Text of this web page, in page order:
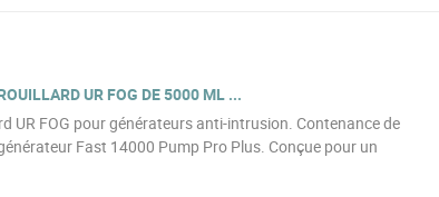
UR FOG DE 5000 ML ...
UR FOG pour générateurs anti-intrusion. Contenance de
Fast 14000 Pump Pro Plus. Conçue pour un